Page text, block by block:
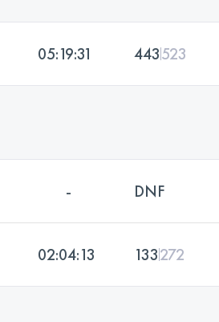
05:19:31 443523
- DNF
02:04:13 133272